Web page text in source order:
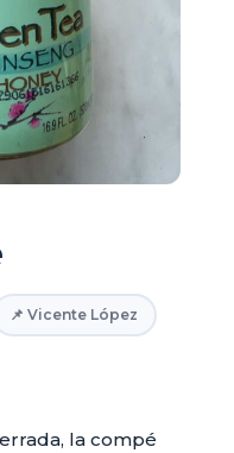
📌 Vicente López
la compé